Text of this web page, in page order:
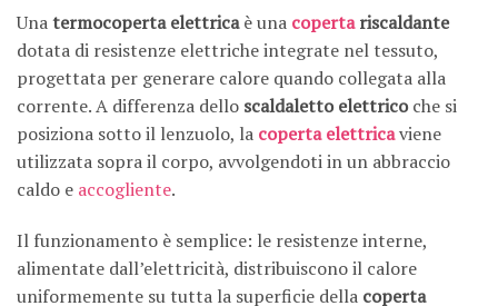
Unatermocoperta elettricaè una copertariscaldante
dotata di resistenze elettriche integrate nel tessuto,
progettata per generare calore quando collegata alla
corrente. A differenza dello scaldaletto elettricoche si
posiziona sotto il lenzuolo, la coperta elettricaviene
utilizzata sopra il corpo, avvolgendoti in un abbraccio
caldo e accogliente.
Il funzionamento è semplice: le resistenze interne,
alimentate dall’elettricità, distribuiscono il calore
uniformemente su tutta la superficie della coperta